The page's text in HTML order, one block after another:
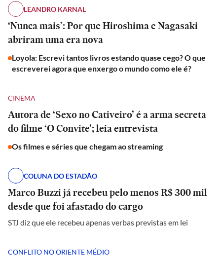
LEANDRO KARNAL
‘Nunca mais’: Por que Hiroshima e Nagasaki
abriram uma era nova
Loyola: Escrevi tantos livros estando quase cego? O que
escreverei agora que enxergo o mundo como ele é?
CINEMA
Autora de ‘Sexo no Cativeiro’ é a arma secreta
do filme ‘O Convite’; leia entrevista
Os filmes e séries que chegam ao streaming
COLUNA DO ESTADÃO
Marco Buzzi já recebeu pelo menos R$ 300 mil
desde que foi afastado do cargo
STJ diz que ele recebeu apenas verbas previstas em lei
CONFLITO NO ORIENTE MÉDIO